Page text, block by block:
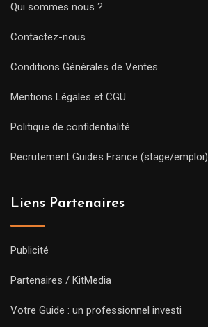
Qui sommes nous ?
Contactez-nous
Conditions Générales de Ventes
Mentions Légales et CGU
Politique de confidentialité
Recrutement Guides France (stage/emploi)
Liens Partenaires
Publicité
Partenaires / KitMedia
Votre Guide : un professionnel investi